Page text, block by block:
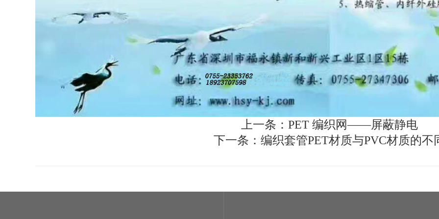
上一条： PET 编织网——屏蔽静电
下一条： 编织套管PET材质与PVC材质的不